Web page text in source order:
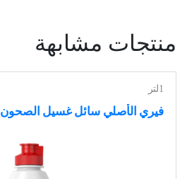
منتجات مشابهة
1لتر
فيري الأصلي سائل غسيل الصحون 1لتر